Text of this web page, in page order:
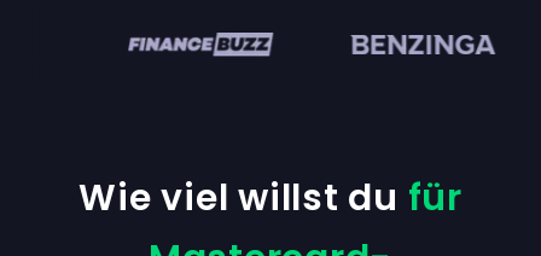
Wie viel willst du für